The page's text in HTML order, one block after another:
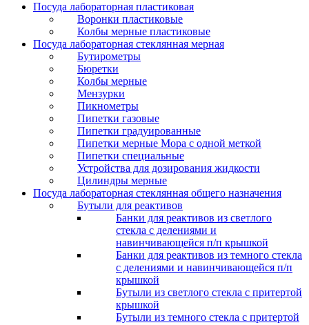
Посуда лабораторная пластиковая
Воронки пластиковые
Колбы мерные пластиковые
Посуда лабораторная стеклянная мерная
Бутирометры
Бюретки
Колбы мерные
Мензурки
Пикнометры
Пипетки газовые
Пипетки градуированные
Пипетки мерные Мора с одной меткой
Пипетки специальные
Устройства для дозирования жидкости
Цилиндры мерные
Посуда лабораторная стеклянная общего назначения
Бутыли для реактивов
Банки для реактивов из светлого
стекла с делениями и
навинчивающейся п/п крышкой
Банки для реактивов из темного стекла
с делениями и навинчивающейся п/п
крышкой
Бутыли из светлого стекла с притертой
крышкой
Бутыли из темного стекла с притертой